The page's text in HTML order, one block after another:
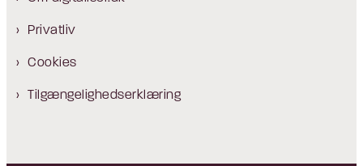
Privatliv
Cookies
Tilgængelighedserklæring